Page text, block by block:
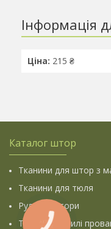
Інформація
Ціна: 215 ₴
Каталог штор
Тканини для штор з
Тканини для тюля
Рулонні штори
Тканини у стилі